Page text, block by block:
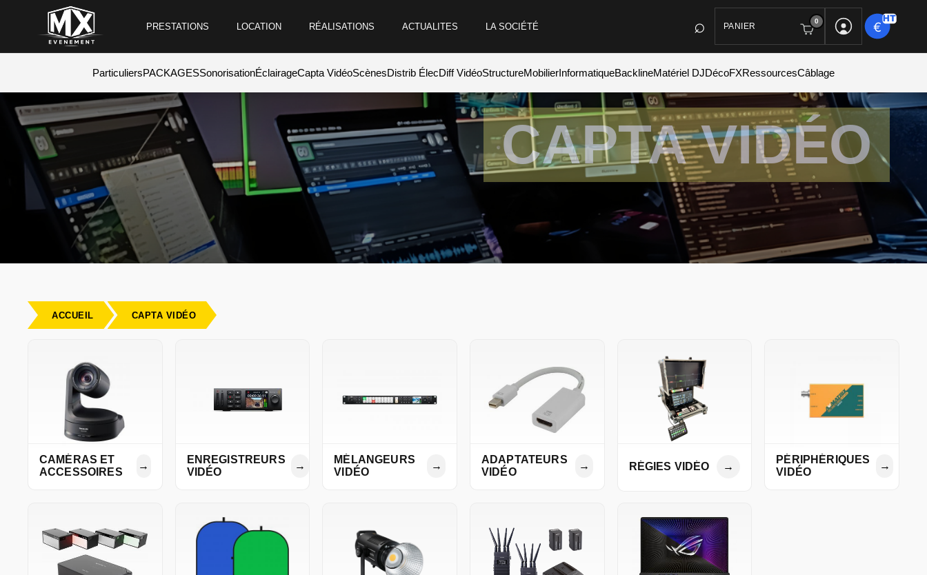
PRESTATIONS LOCATION RÉALISATIONS ACTUALITES LA SOCIÉTÉ PANIER
0
ParticuliersPACKAGESSonorisationÉclairageCapta VidéoScènesDistrib ÉlecDiff VidéoStructureMobilierInformatiqueBacklineMatériel DJDécoFXRessourcesCâblage
CAPTA VIDÉO
ACCUEIL CAPTA VIDÉO
CAMÉRAS ET
ACCESSOIRES
→
ENREGISTREURS
VIDÉO
→
MÉLANGEURS
VIDÉO
→
ADAPTATEURS
VIDÉO
→ RÉGIES VIDÉO →
PÉRIPHÉRIQUES
VIDÉO
→